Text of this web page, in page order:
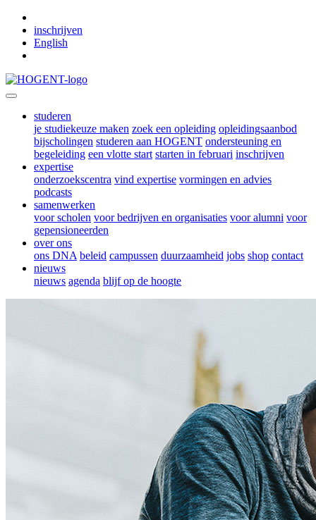
inschrijven
English
studeren
je studiekeuze maken zoek een opleiding opleidingsaanbod
bijscholingen studeren aan HOGENT ondersteuning en
begeleiding een vlotte start starten in februari inschrijven
expertise
onderzoekscentra vind expertise vormingen en advies
podcasts
samenwerken
voor scholen voor bedrijven en organisaties voor alumni voor
gepensioneerden
over ons
ons DNA beleid campussen duurzaamheid jobs shop contact
nieuws
nieuws agenda blijf op de hoogte